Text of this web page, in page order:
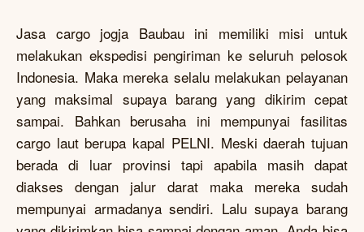
Jasa cargo jogja Baubau ini memiliki misi untuk
melakukan ekspedisi pengiriman ke seluruh pelosok
Indonesia. Maka mereka selalu melakukan pelayanan
yang maksimal supaya barang yang dikirim cepat
sampai. Bahkan berusaha ini mempunyai fasilitas
cargo laut berupa kapal PELNI. Meski daerah tujuan
berada di luar provinsi tapi apabila masih dapat
diakses dengan jalur darat maka mereka sudah
mempunyai armadanya sendiri. Lalu supaya barang